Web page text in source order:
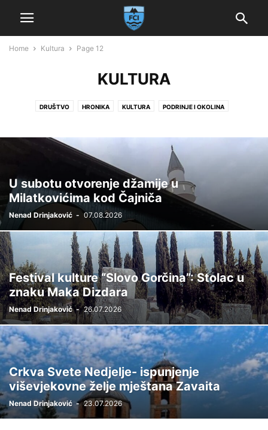
Home Kultura Page 12
KULTURA
DRUŠTVO HRONIKA KULTURA PODRINJE I OKOLINA
U subotu otvorenje džamije u
Milatkovićima kod Čajniča
Nenad Drinjaković - 07.08.2026
Festival kulture “Slovo Gorčina”: Stolac u
znaku Maka Dizdara
Nenad Drinjaković - 26.07.2026
Crkva Svete Nedjelje- ispunjenje
viševjekovne želje mještana Zavaita
Nenad Drinjaković - 23.07.2026